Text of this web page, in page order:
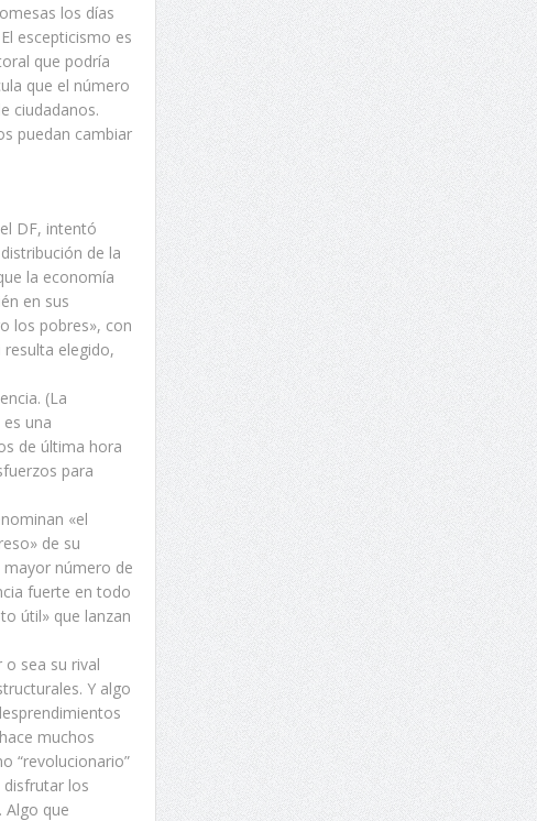
los días
escepticismo es
que podría
que el número
ciudadanos.
puedan cambiar
DF, intentó
de la
la economía
en sus
los pobres», con
elegido,
(La
una
de última hora
para
«el
de su
mayor número de
fuerte en todo
útil» que lanzan
o sea su rival
Y algo
muchos
“revolucionario”
disfrutar los
Algo que